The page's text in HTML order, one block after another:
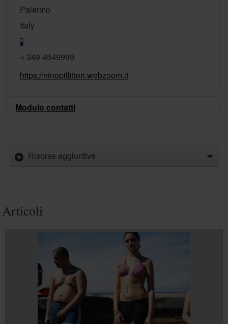
Palermo
Italy
+ 349 4549999
https://ninopillitteri.webzoom.it
Modulo contatti
Invia un'email
Oggetto del
messaggio
Risorse aggiuntive
Articoli